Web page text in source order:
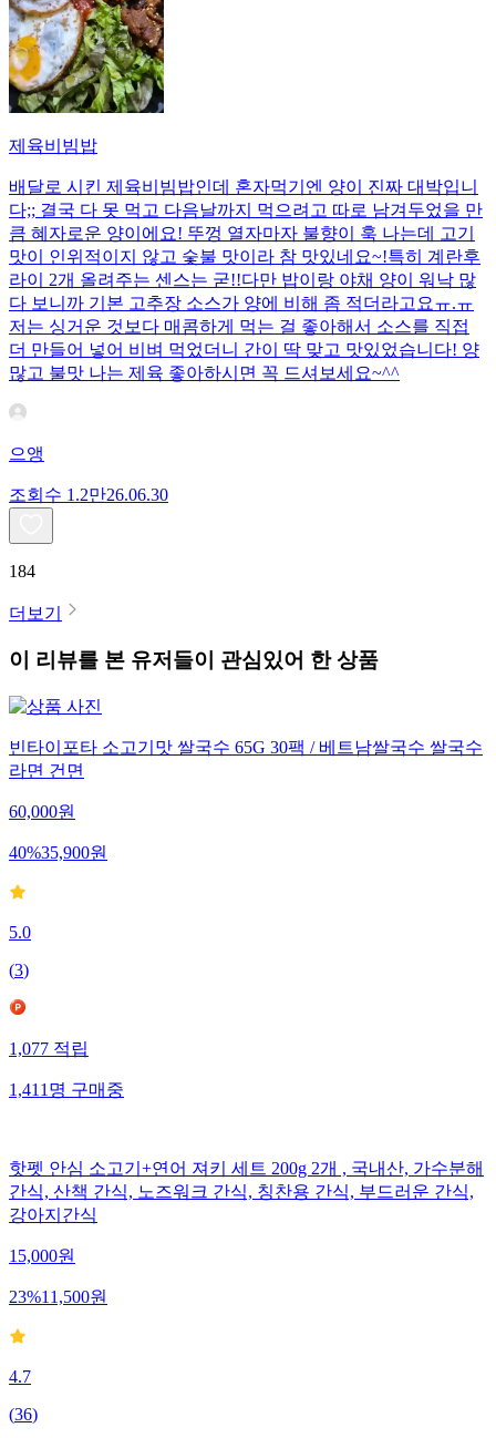
제육비빔밥
배달로 시킨 제육비빔밥인데 혼자먹기엔 양이 진짜 대박입니
다;; 결국 다 못 먹고 다음날까지 먹으려고 따로 남겨두었을 만
큼 혜자로운 양이에요! 뚜껑 열자마자 불향이 훅 나는데 고기
맛이 인위적이지 않고 숯불 맛이라 참 맛있네요~!특히 계란후
라이 2개 올려주는 센스는 굳!! ​다만 밥이랑 야채 양이 워낙 많
다 보니까 기본 고추장 소스가 양에 비해 좀 적더라고요ㅠ.ㅠ
저는 싱거운 것보다 매콤하게 먹는 걸 좋아해서 소스를 직접
더 만들어 넣어 비벼 먹었더니 간이 딱 맞고 맛있었습니다! 양
많고 불맛 나는 제육 좋아하시면 꼭 드셔보세요~^^
으앵
조회수 1.2만26.06.30
184
더보기
이 리뷰를 본 유저들이 관심있어 한 상품
빈타이포타 소고기맛 쌀국수 65G 30팩 / 베트남쌀국수 쌀국수
라면 건면
60,000원
40%35,900원
5.0
(3)
1,077 적립
1,411 명 구매중
핫펫 안심 소고기+연어 져키 세트 200g 2개 , 국내산, 가수분해
간식, 산책 간식, 노즈워크 간식, 칭찬용 간식, 부드러운 간식,
강아지간식
15,000원
23%11,500원
4.7
(36)